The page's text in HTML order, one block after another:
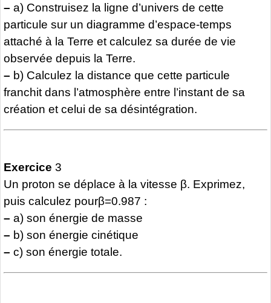
– a) Construisez la ligne d’univers de cette
particule sur un diagramme d’espace-temps
attaché à la Terre et calculez sa durée de vie
observée depuis la Terre.
– b) Calculez la distance que cette particule
franchit dans l’atmosphère entre l’instant de sa
création et celui de sa désintégration.
Exercice 3
Un proton se déplace à la vitesse β. Exprimez,
puis calculez pourβ=0.987 :
– a) son énergie de masse
– b) son énergie cinétique
– c) son énergie totale.